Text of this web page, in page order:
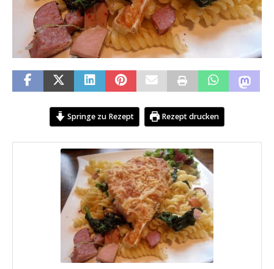
Springe zu Rezept Rezept drucken